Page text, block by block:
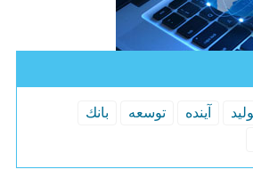
آینده توسعه
بانك